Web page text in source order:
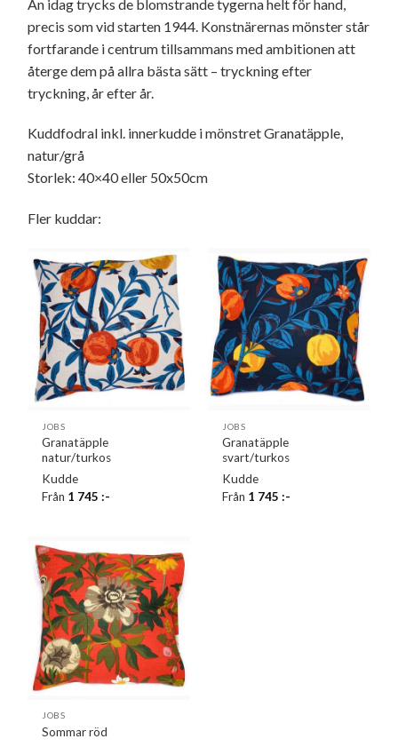
Än idag trycks de blomstrande tygerna helt för hand,
precis som vid starten 1944. Konstnärernas mönster står
fortfarande i centrum tillsammans med ambitionen att
återge dem på allra bästa sätt – tryckning efter
tryckning, år efter år.
Kuddfodral inkl. innerkudde i mönstret Granatäpple,
natur/grå
Storlek: 40×40 eller 50x50cm
Fler kuddar:
JOBS
Granatäpple
natur/turkos
Kudde
Från 1 745:-
JOBS
Granatäpple
svart/turkos
Kudde
Från 1 745:-
JOBS
Sommar röd